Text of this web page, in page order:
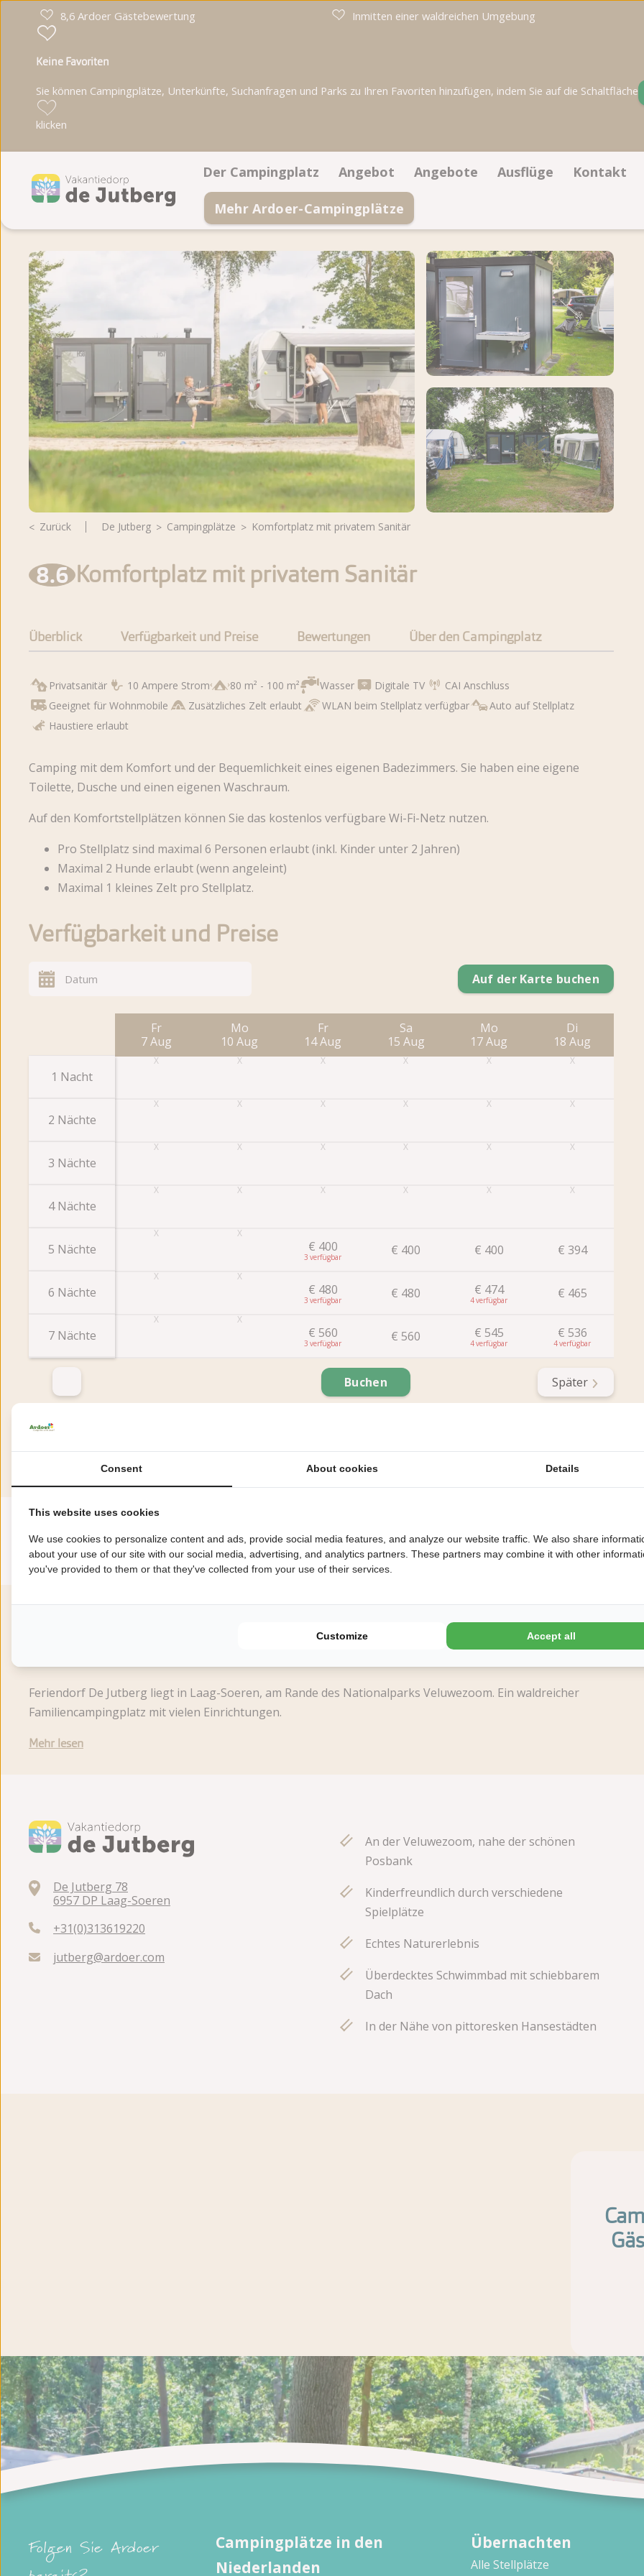
8,6 Ardoer Gästebewertung Inmitten einer waldreichen Umgebung
Keine Favoriten
Sie können Campingplätze, Unterkünfte, Suchanfragen und Parks zu Ihren Favoriten hinzufügen, indem Sie auf die Schaltfläche
klicken
Der Campingplatz
Einrichtungen
Lageplan
Fotoalbum
Bewertungen
Angebot
Stellplätze
Auf dem Lageplan buchen
Angebote Ausflüge Kontakt
Häufig
Mehr Ardoer-Campingplätze
Zurück De Jutberg Campingplätze Komfortplatz mit privatem Sanitär
8.6 Komfortplatz mit privatem Sanitär
Überblick Verfügbarkeit und Preise Bewertungen Über den Campingplatz
Privatsanitär 10 Ampere Strom 80 m² - 100 m² Wasser Digitale TV
CAI Anschluss
Geeignet für Wohnmobile
Zusätzliches Zelt erlaubt WLAN beim Stellplatz verfügbar
Auto auf Stellplatz
Haustiere erlaubt
Camping mit dem Komfort und der Bequemlichkeit eines eigenen Badezimmers. Sie haben eine eigene
Toilette, Dusche und einen eigenen Waschraum.
Auf den Komfortstellplätzen können Sie das kostenlos verfügbare Wi-Fi-Netz nutzen.
Pro Stellplatz sind maximal 6 Personen erlaubt (inkl. Kinder unter 2 Jahren)
Maximal 2 Hunde erlaubt (wenn angeleint)
Maximal 1 kleines Zelt pro Stellplatz.
Verfügbarkeit und Preise
Auf der Karte buchen
Später
1 Nacht
2 Nächte
3 Nächte
4 Nächte
5 Nächte
6 Nächte
7 Nächte
Fr
7 Aug
Mo
10 Aug
Fr
14 Aug
€ 400
3
€ 480
3
€ 560
3
Sa
15 Aug
€ 400
€ 480
€ 560
Mo
17 Aug
€ 400
€ 474
4
€ 545
4
Di
18 Aug
€ 394
€ 465
€ 536
4
Buchen
Bewertungen
Diese Unterkunft hat eine Bewertung von
8.6
Durchschnittliche
Bewertung
Bewertung aus 89 Gästebewertungen
Feriendorf De Jutberg liegt in Laag-Soeren, am Rande des Nationalparks Veluwezoom. Ein waldreicher
Familiencampingplatz mit vielen Einrichtungen.
Mehr lesen
De Jutberg 78
6957 DP Laag-Soeren
+31(0)313619220
jutberg@ardoer.com
An der Veluwezoom, nahe der schönen
Posbank
Kinderfreundlich durch verschiedene
Spielplätze
Echtes Naturerlebnis
Überdecktes Schwimmbad mit schiebbarem
Dach
In der Nähe von pittoresken Hansestädten
Folgen Sie Ardoer
Campingplätze in den
Niederlanden
Übernachten
Alle Stellplätze
Consent About cookies Details
This website uses cookies
We use cookies to personalize content and ads, provide social media features, and analyze our website traffic. We also share
about your use of our site with our social media, advertising, and analytics partners. These partners may combine it with other
you've provided to them or that they've collected from your use of their services.
Customize Accept all